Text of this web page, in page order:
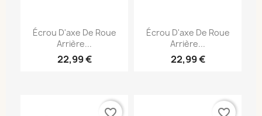
Écrou D'axe De Roue
Arrière...
22,99 €
Écrou D'axe De Roue
Arrière...
22,99 €